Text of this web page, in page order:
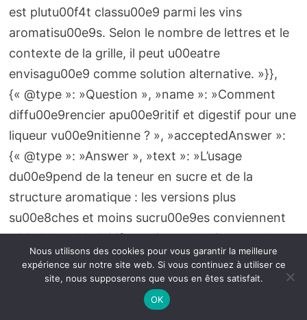
est plutu00f4t classu00e9 parmi les vins
aromatisu00e9s. Selon le nombre de lettres et le
contexte de la grille, il peut u00eatre
envisagu00e9 comme solution alternative. »}},
{« @type »: »Question », »name »: »Comment
diffu00e9rencier apu00e9ritif et digestif pour une
liqueur vu00e9nitienne ? », »acceptedAnswer »:
{« @type »: »Answer », »text »: »L’usage
du00e9pend de la teneur en sucre et de la
structure aromatique : les versions plus
su00e8ches et moins sucru00e9es conviennent
u00e0 l’apu00e9ritif, tandis que les liqueurs plus
douces et amu00e8res s’appru00e9cient en
digestif. »}},
{« @type »: »Question », »name »: »Que faire si
Nous utilisons des cookies pour vous garantir la meilleure
expérience sur notre site web. Si vous continuez à utiliser ce
site, nous supposerons que vous en êtes satisfait.
OK